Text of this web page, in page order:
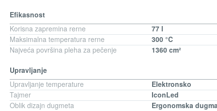
Efikasnost
Korisna zapremina rerne
77 l
Maksimalna temperatura rerne
300 °C
Najveća površina pleha za pečenje
1360 cm²
Upravljanje
Upravljanje temperature
Elektronsko
Tajmer
IconLed
Oblik dizajn dugmeta
Ergonomska